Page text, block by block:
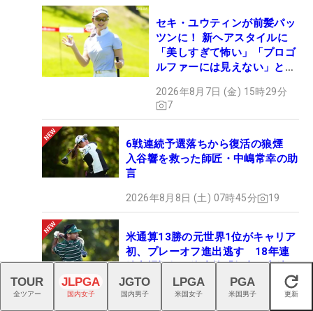
セキ・ユウティンが前髪パッ
ツンに！ 新ヘアスタイルに
「美しすぎて怖い」「プロゴ
ルファーには見えない」とコ
2026年8月7日 (金) 15時29分
7
6戦連続予選落ちから復活の狼煙
入谷響を救った師匠・中嶋常幸の助
言
2026年8月8日 (土) 07時45分 19
米通算13勝の元世界1位がキャリア
初、プレーオフ進出逃す 18年連
続出場記録も終止符「何事も永遠に
続けられない」
閉じる
TOUR
全ツアー
JLPGA
国内女子
JGTO
国内男子
LPGA
米国女子
PGA
米国男子 更新